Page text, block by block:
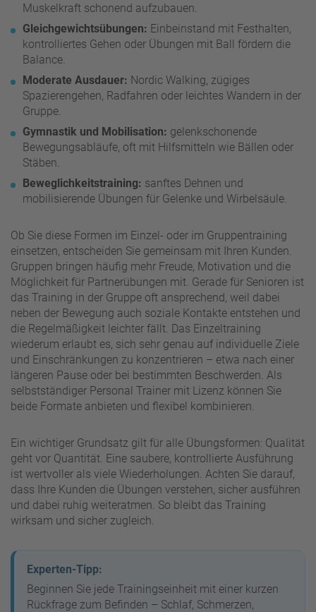
Muskelkraft schonend aufzubauen.
Gleichgewichtsübungen: Einbeinstand mit Festhalten,
kontrolliertes Gehen oder Übungen mit Ball fördern die
Balance.
Moderate Ausdauer: Nordic Walking, zügiges
Spazierengehen, Radfahren oder leichtes Wandern in der
Gruppe.
Gymnastik und Mobilisation: gelenkschonende
Bewegungsabläufe, oft mit Hilfsmitteln wie Bällen oder
Stäben.
Beweglichkeitstraining: sanftes Dehnen und
mobilisierende Übungen für Gelenke und Wirbelsäule.
Ob Sie diese Formen im Einzel- oder im Gruppentraining
einsetzen, entscheiden Sie gemeinsam mit Ihren Kunden.
Gruppen bringen häufig mehr Freude, Motivation und die
Möglichkeit für Partnerübungen mit. Gerade für Senioren ist
das Training in der Gruppe oft ansprechend, weil dabei
neben der Bewegung auch soziale Kontakte entstehen und
die Regelmäßigkeit leichter fällt. Das Einzeltraining
wiederum erlaubt es, sich sehr genau auf individuelle Ziele
und Einschränkungen zu konzentrieren – etwa nach einer
längeren Pause oder bei bestimmten Beschwerden. Als
selbstständiger Personal Trainer mit Lizenz können Sie
beide Formate anbieten und flexibel kombinieren.
Ein wichtiger Grundsatz gilt für alle Übungsformen: Qualität
geht vor Quantität. Eine saubere, kontrollierte Ausführung
ist wertvoller als viele Wiederholungen. Achten Sie darauf,
dass Ihre Kunden die Übungen verstehen, sicher ausführen
und dabei ruhig weiteratmen. So bleibt das Training
wirksam und sicher zugleich.
Experten-Tipp:
Beginnen Sie jede Trainingseinheit mit einer kurzen
Rückfrage zum Befinden – Schlaf, Schmerzen,